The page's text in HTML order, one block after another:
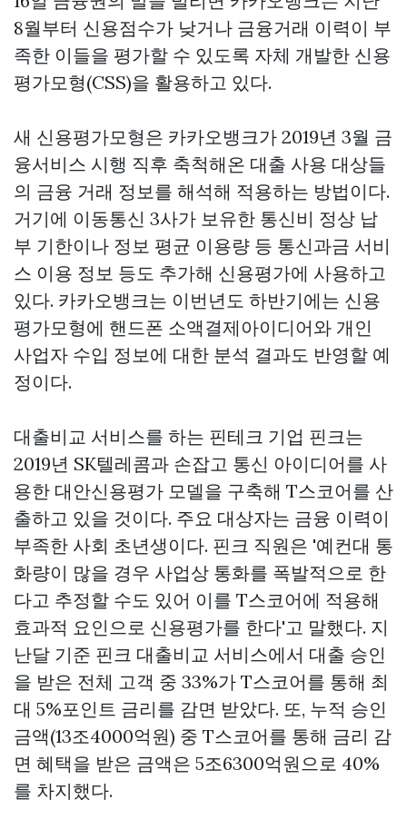
8월부터 신용점수가 낮거나 금융거래 이력이 부
족한 이들을 평가할 수 있도록 자체 개발한 신용
평가모형(CSS)을 활용하고 있다.
새 신용평가모형은 카카오뱅크가 2019년 3월 금
융서비스 시행 직후 축척해온 대출 사용 대상들
의 금융 거래 정보를 해석해 적용하는 방법이다.
거기에 이동통신 3사가 보유한 통신비 정상 납
부 기한이나 정보 평균 이용량 등 통신과금 서비
스 이용 정보 등도 추가해 신용평가에 사용하고
있다. 카카오뱅크는 이번년도 하반기에는 신용
평가모형에 핸드폰 소액결제아이디어와 개인
사업자 수입 정보에 대한 분석 결과도 반영할 예
정이다.
대출비교 서비스를 하는 핀테크 기업 핀크는
2019년 SK텔레콤과 손잡고 통신 아이디어를 사
용한 대안신용평가 모델을 구축해 T스코어를 산
출하고 있을 것이다. 주요 대상자는 금융 이력이
부족한 사회 초년생이다. 핀크 직원은 '예컨대 통
화량이 많을 경우 사업상 통화를 폭발적으로 한
다고 추정할 수도 있어 이를 T스코어에 적용해
효과적 요인으로 신용평가를 한다'고 말했다. 지
난달 기준 핀크 대출비교 서비스에서 대출 승인
을 받은 전체 고객 중 33%가 T스코어를 통해 최
대 5%포인트 금리를 감면 받았다. 또, 누적 승인
금액(13조4000억원) 중 T스코어를 통해 금리 감
면 혜택을 받은 금액은 5조6300억원으로 40%
를 차지했다.